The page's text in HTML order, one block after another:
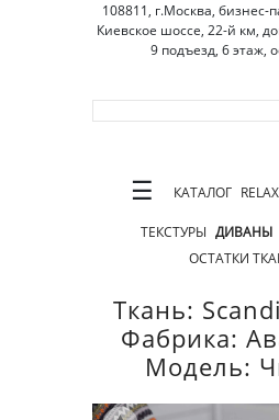
108811, г.Москва, бизнес-
Киевское шоссе, 22-й км,
9 подъезд, 6 этаж,
☰ КАТАЛОГ
ТЕКСТУРЫ ДИВАНЫ
ОСТАТКИ
Ткань:
Фабрика:
Модель: